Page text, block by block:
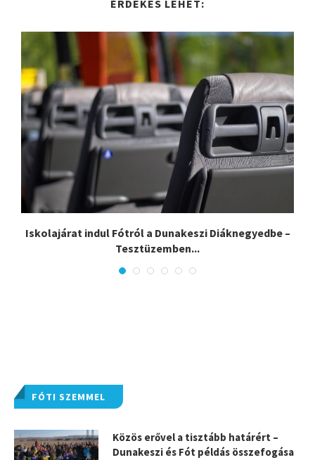
ÉRDEKES LEHET:
Iskolajárat indul Fótról a Dunakeszi Diáknegyedbe –
Tesztüzemben...
FÓTI SZEMMEL
Közös erővel a tisztább határért –
Dunakeszi és Fót példás összefogása